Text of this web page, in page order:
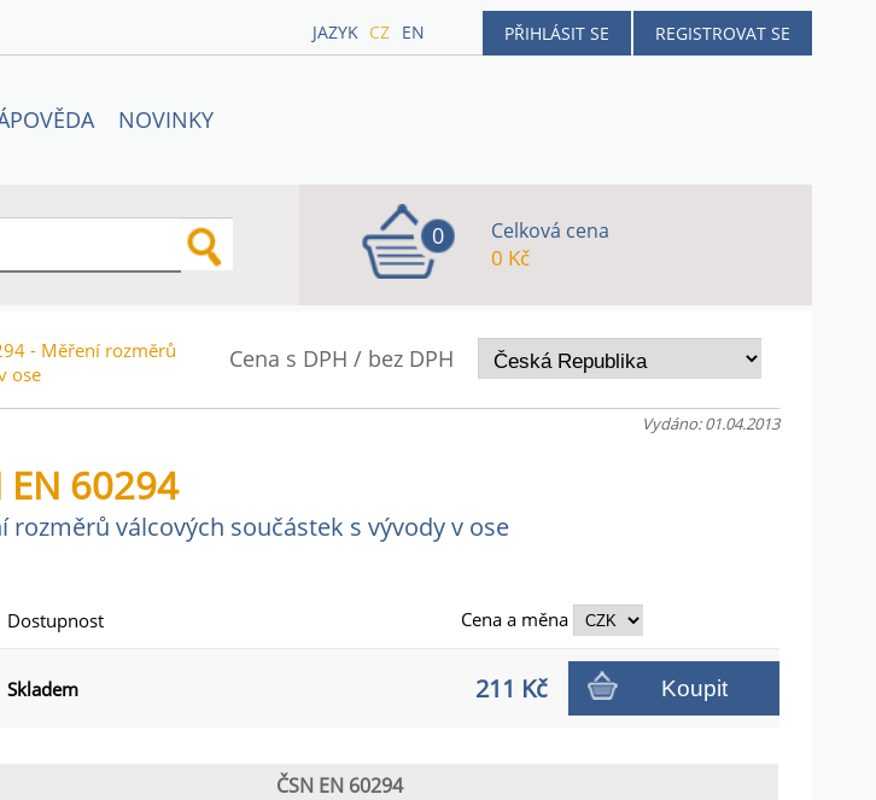
PŘIHLÁSIT SE REGISTROVAT SE
JAZYK CZ EN
NOVINKY
0 Celková cena
0 Kč
Cena s DPH / bez DPH
- Měření rozměrů
ose
Vydáno: 01.04.2013
EN 60294
rozměrů válcových součástek s vývody v ose
Dostupnost Cena a měna
Skladem 211 Kč Koupit
ČSN EN 60294